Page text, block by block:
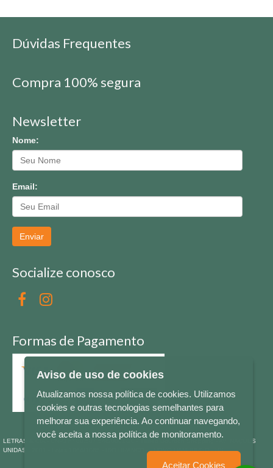
Dúvidas Frequentes
Compra 100% segura
Newsletter
Nome:
Email:
Enviar
Socialize conosco
Formas de Pagamento
LETRAS & CIA - CNPJ n° 88.587.548/0001-20 - Térreo Bourbon Shopping - AV. NAÇÕES
UNIDAS , 2001 - Lojas 1064/1065 - RIO BRANCO - - NOVO HAMBURGO - RS
Aviso de uso de cookies
Atualizamos nossa política de cookies. Utilizamos
cookies e outras tecnologias semelhantes para
melhorar sua experiência. Ao continuar navegando,
você aceita a nossa política de monitoramento.
Aceitar Cookies